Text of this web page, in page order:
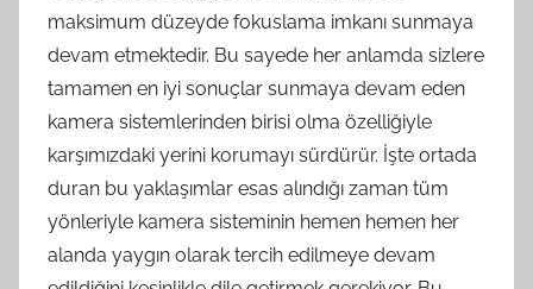
maksimum düzeyde fokuslama imkanı sunmaya
devam etmektedir. Bu sayede her anlamda sizlere
tamamen en iyi sonuçlar sunmaya devam eden
kamera sistemlerinden birisi olma özelliğiyle
karşımızdaki yerini korumayı sürdürür. İşte ortada
duran bu yaklaşımlar esas alındığı zaman tüm
yönleriyle kamera sisteminin hemen hemen her
alanda yaygın olarak tercih edilmeye devam